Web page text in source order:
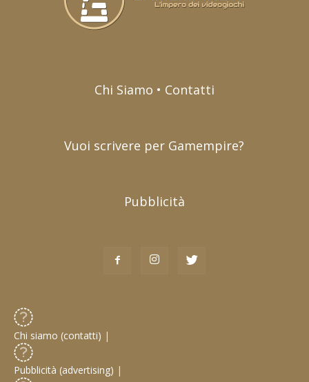
Chi Siamo • Contatti
Vuoi scrivere per Gamempire?
Pubblicità
Chi siamo (contatti) |
Pubblicità (advertising) |